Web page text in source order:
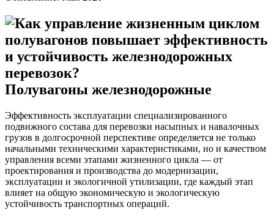
Полувагоны железнодорожные
Эффективность эксплуатации специализированного
подвижного состава для перевозки насыпных и навалочных
грузов в долгосрочной перспективе определяется не только
начальными техническими характеристиками, но и качеством
управления всеми этапами жизненного цикла — от
проектирования и производства до модернизации,
эксплуатации и экологичной утилизации, где каждый этап
влияет на общую экономическую и экологическую
устойчивость транспортных операций.